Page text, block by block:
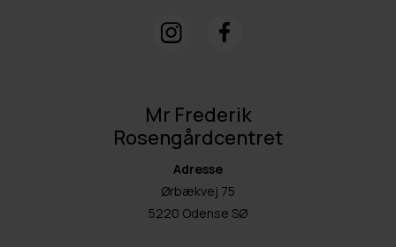
Mr Frederik
Rosengårdcentret
Adresse
Ørbækvej 75
5220 Odense SØ